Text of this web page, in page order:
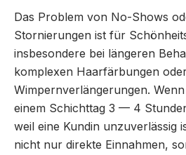
Das Problem von No-Shows
Stornierungen ist für
insbesondere bei längeren
komplexen Haarfärbungen
Wimpernverlängerungen.
einem Schichttag 3 — 4
weil eine Kundin unzuverlässig
nicht nur direkte Einnahmen,